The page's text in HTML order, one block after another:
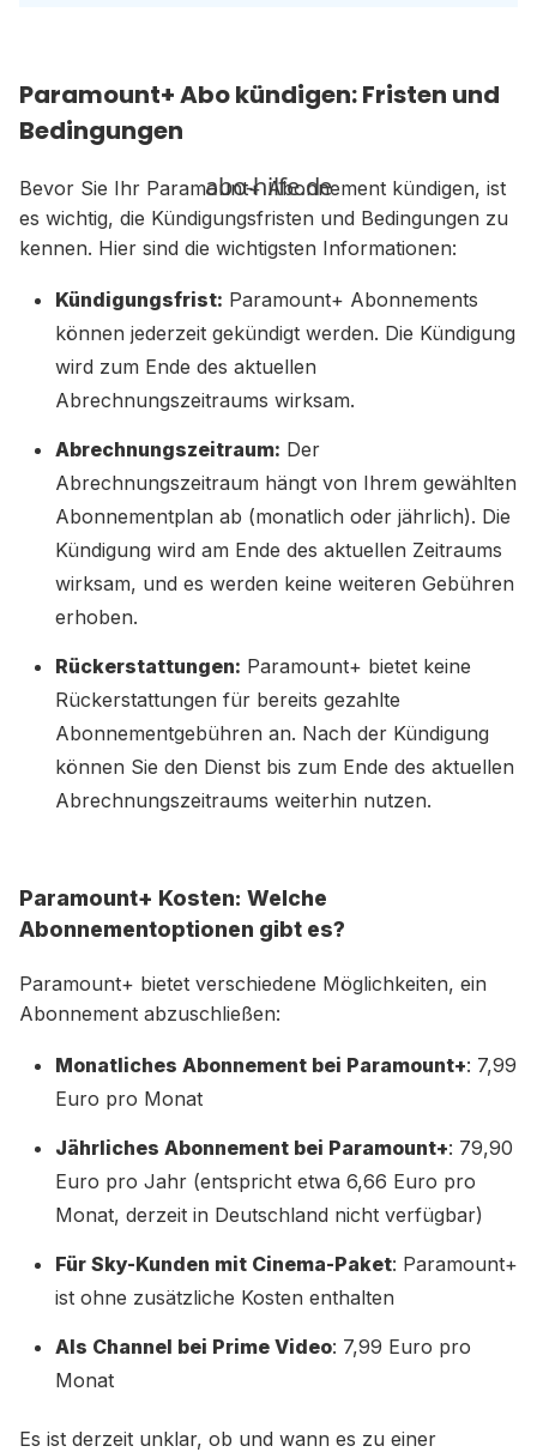
Paramount+ Abo kündigen: Fristen und
Bedingungen
Bevor Sie Ihr Paramount+ Abonnement kündigen, ist
es wichtig, die Kündigungsfristen und Bedingungen zu
kennen. Hier sind die wichtigsten Informationen:
Kündigungsfrist: Paramount+ Abonnements
können jederzeit gekündigt werden. Die Kündigung
wird zum Ende des aktuellen
Abrechnungszeitraums wirksam.
Abrechnungszeitraum: Der
Abrechnungszeitraum hängt von Ihrem gewählten
Abonnementplan ab (monatlich oder jährlich). Die
Kündigung wird am Ende des aktuellen Zeitraums
wirksam, und es werden keine weiteren Gebühren
erhoben.
Rückerstattungen: Paramount+ bietet keine
Rückerstattungen für bereits gezahlte
Abonnementgebühren an. Nach der Kündigung
können Sie den Dienst bis zum Ende des aktuellen
Abrechnungszeitraums weiterhin nutzen.
Paramount+ Kosten: Welche
Abonnementoptionen gibt es?
Paramount+ bietet verschiedene Möglichkeiten, ein
Abonnement abzuschließen:
Monatliches Abonnement bei Paramount+: 7,99
Euro pro Monat
Jährliches Abonnement bei Paramount+: 79,90
Euro pro Jahr (entspricht etwa 6,66 Euro pro
Monat, derzeit in Deutschland nicht verfügbar)
Für Sky-Kunden mit Cinema-Paket: Paramount+
ist ohne zusätzliche Kosten enthalten
Als Channel bei Prime Video: 7,99 Euro pro
Monat
Es ist derzeit unklar, ob und wann es zu einer